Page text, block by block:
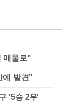
매물로"
에 발견"
'5승 2무'